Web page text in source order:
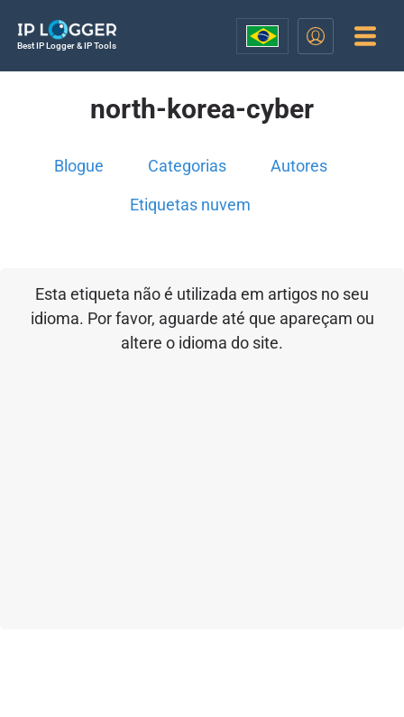
Best IP Logger & IP Tools
north-korea-cyber
Blogue Categorias Autores
Etiquetas nuvem